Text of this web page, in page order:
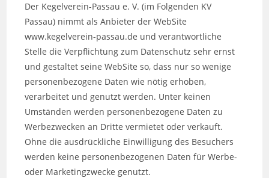
Der Kegelverein-Passau e. V. (im Folgenden KV
Passau) nimmt als Anbieter der WebSite
www.kegelverein-passau.de und verantwortliche
Stelle die Verpflichtung zum Datenschutz sehr ernst
und gestaltet seine WebSite so, dass nur so wenige
personenbezogene Daten wie nötig erhoben,
verarbeitet und genutzt werden. Unter keinen
Umständen werden personenbezogene Daten zu
Werbezwecken an Dritte vermietet oder verkauft.
Ohne die ausdrückliche Einwilligung des Besuchers
werden keine personenbezogenen Daten für Werbe-
oder Marketingzwecke genutzt.